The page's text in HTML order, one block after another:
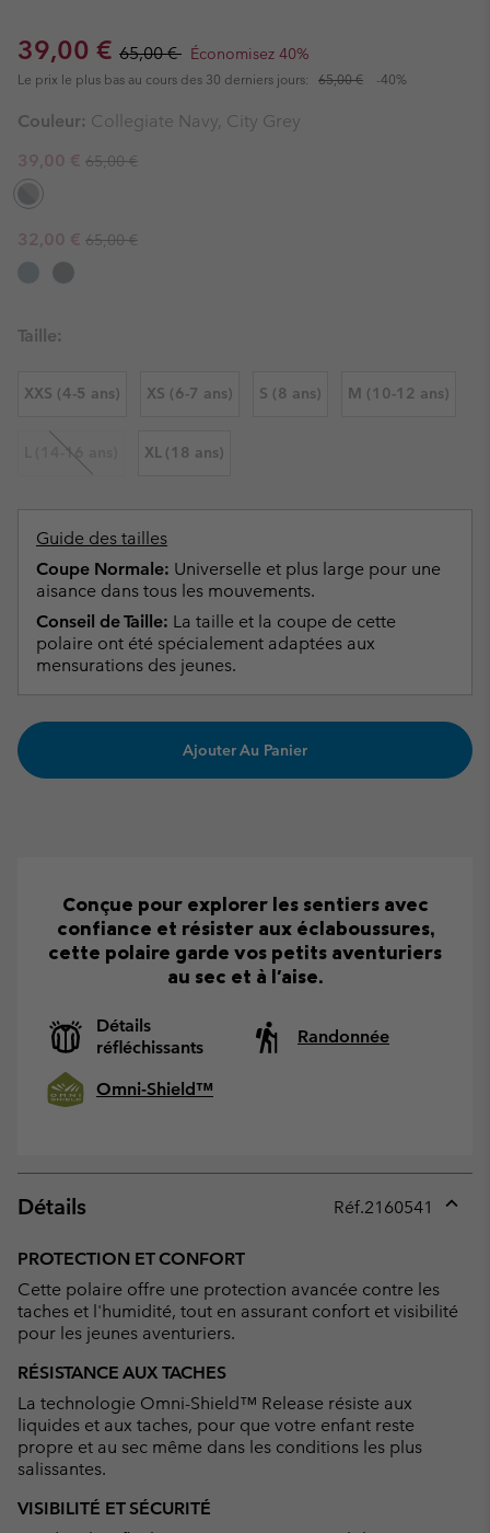
Sale price:
39,00 € Regular price:
65,00 € Économisez 40%
Le prix le plus bas au cours des 30 derniers jours: 65,00 € -40%
Couleur: Collegiate Navy, City Grey
Sale price:
39,00 € Regular price:
65,00 €
Sale price:
32,00 € Regular price:
65,00 €
Taille:
XXS (4-5 ans) XS (6-7 ans) S (8 ans) M (10-12 ans)
L (14-16 ans) XL (18 ans)
Guide des tailles
Coupe Normale: Universelle et plus large pour une
aisance dans tous les mouvements.
Conseil de Taille: La taille et la coupe de cette
polaire ont été spécialement adaptées aux
mensurations des jeunes.
Ajouter Au Panier
Conçue pour explorer les sentiers avec
confiance et résister aux éclaboussures,
cette polaire garde vos petits aventuriers
au sec et à l'aise.
Détails
réfléchissants
Randonnée
Omni-Shield™
Détails Réf.2160541
PROTECTION ET CONFORT
Cette polaire offre une protection avancée contre les
taches et l'humidité, tout en assurant confort et visibilité
pour les jeunes aventuriers.
RÉSISTANCE AUX TACHES
La technologie Omni-Shield™ Release résiste aux
liquides et aux taches, pour que votre enfant reste
propre et au sec même dans les conditions les plus
salissantes.
VISIBILITÉ ET SÉCURITÉ